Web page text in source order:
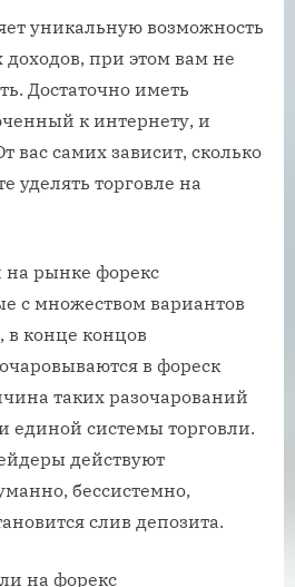
уникальную возможность
при этом вам не
Достаточно иметь
к интернету, и
вас самих зависит, сколько
уделять торговле на
рынке форекс
с множеством вариантов
в конце концов
в фореск
таких разочарований
единой системы торговли.
действуют
бессистемно,
слив депозита.